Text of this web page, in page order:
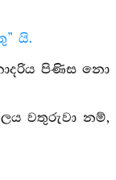
යි.
පිණිස නො
වතුරුවා නම්,